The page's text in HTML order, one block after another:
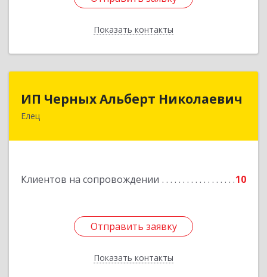
Показать контакты
Назад
ИП Черных Альберт Николаевич
Елец
Клиентов на сопровождении 10
Отправить заявку
Показать контакты
ИП Черных Альберт Николаевич
399771, Липецкая обл, Елец г, Н.Гусевой ул, 56А
Отправить заявку
Назад